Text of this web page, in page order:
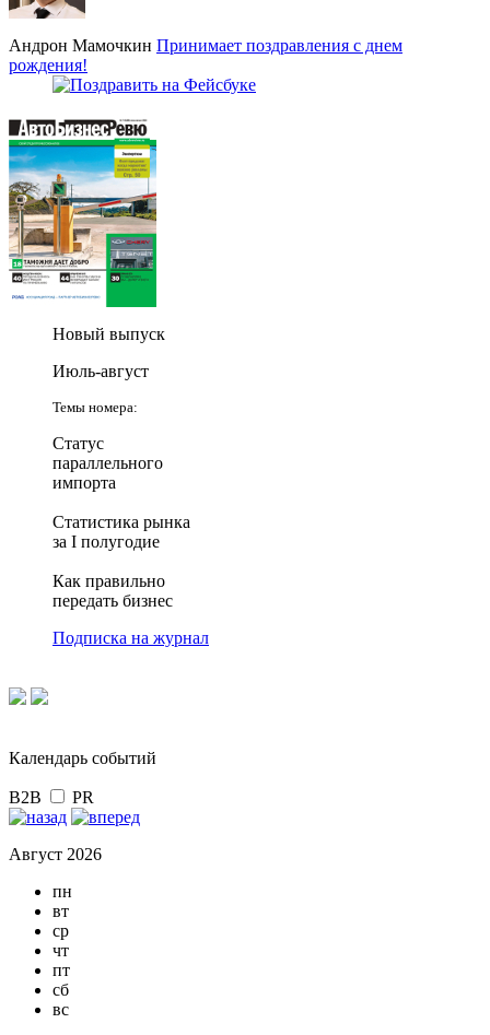
Андрон Мамочкин Принимает поздравления с днем
рождения!
Новый выпуск
Июль-август
Темы номера:
Статус
параллельного
импорта
Статистика рынка
за I полугодие
Как правильно
передать бизнес
Подписка на журнал
Календарь событий
B2B PR
Август 2026
пн
вт
ср
чт
пт
сб
вс